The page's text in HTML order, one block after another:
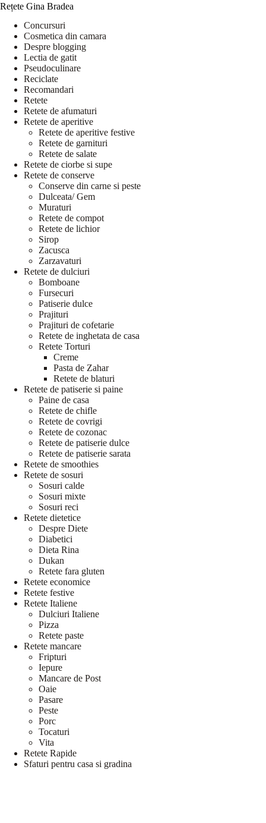
Rețete Gina Bradea
Concursuri
Cosmetica din camara
Despre blogging
Lectia de gatit
Pseudoculinare
Reciclate
Recomandari
Retete
Retete de afumaturi
Retete de aperitive
Retete de aperitive festive
Retete de garnituri
Retete de salate
Retete de ciorbe si supe
Retete de conserve
Conserve din carne si peste
Dulceata/ Gem
Muraturi
Retete de compot
Retete de lichior
Sirop
Zacusca
Zarzavaturi
Retete de dulciuri
Bomboane
Fursecuri
Patiserie dulce
Prajituri
Prajituri de cofetarie
Retete de inghetata de casa
Retete Torturi
Creme
Pasta de Zahar
Retete de blaturi
Retete de patiserie si paine
Paine de casa
Retete de chifle
Retete de covrigi
Retete de cozonac
Retete de patiserie dulce
Retete de patiserie sarata
Retete de smoothies
Retete de sosuri
Sosuri calde
Sosuri mixte
Sosuri reci
Retete dietetice
Despre Diete
Diabetici
Dieta Rina
Dukan
Retete fara gluten
Retete economice
Retete festive
Retete Italiene
Dulciuri Italiene
Pizza
Retete paste
Retete mancare
Fripturi
Iepure
Mancare de Post
Oaie
Pasare
Peste
Porc
Tocaturi
Vita
Retete Rapide
Sfaturi pentru casa si gradina